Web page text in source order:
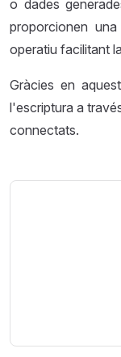
o dades
proporcionen
operatiu facilitant
Gràcies en
l'escriptura a
connectats.